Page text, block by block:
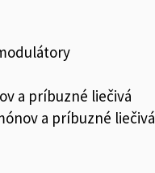
a príbuzné liečivá
a príbuzné liečivá